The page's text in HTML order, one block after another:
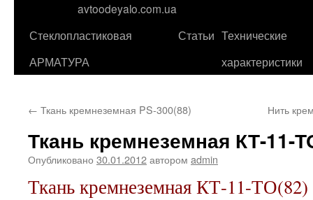
содержимому
avtoodeyalo.com.ua
Стеклопластиковая
АРМАТУРА
Статьи Технические
характеристики
← Ткань кремнеземная PS-300(88) Нить
Ткань кремнеземная КТ-11-
Опубликовано 30.01.2012автором admin
Ткань кремнеземная КТ-11-